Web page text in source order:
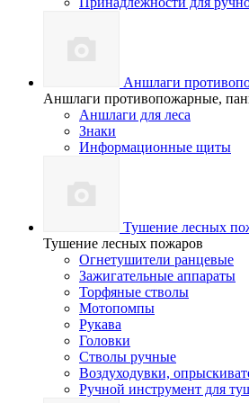
Аншлаги
Аншлаги противопожарные,
Аншлаги для леса
Знаки
Информационные щиты
Тушение лесных
Тушение лесных пожаров
Огнетушители ранцевые
Зажигательные аппараты
Торфяные стволы
Мотопомпы
Рукава
Головки
Стволы ручные
Воздуходувки,
Ручной инструмент для